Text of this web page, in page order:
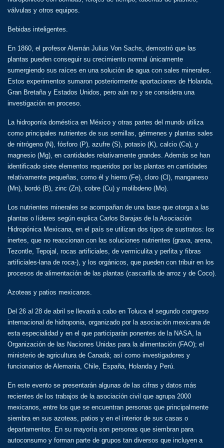
válvulas y otros equipos.
Bebidas inteligentes.
En 1860, el profesor Alemán Julius Von Sachs, demostró que las
plantas pueden conseguir su crecimiento normal únicamente
sumergiendo sus raíces en una solución de agua con sales minerales.
Estos experimentos sumaron posteriormente aportaciones de Holanda,
Gran Bretaña y Estados Unidos, pero aún no y se considera una
investigación en proceso.
La hidroponía doméstica en México y otras partes del mundo utiliza
como principales nutrientes de sus semillas, gérmenes y plantas sales
de nitrógeno (N), fósforo (P), azufre (S), potasio (K), calcio (Ca), y
magnesio (Mg), en cantidades relativamente grandes. Además se han
identificado siete elementos requeridos por las plantas en cantidades
relativamente pequeñas, como él y hierro (Fe), cloro (Cl), manganeso
(Mn), bordó (B), zinc (Zn), cobre (Cu) y molibdeno (Mo).
Los nutrientes minerales se acompañan de una base que otorga a las
plantas o líderes según explica Carlos Barajas de la Asociación
Hidropónica Mexicana, en el país se utilizan dos tipos de sustratos: los
inertes, que no reaccionan con las soluciones nutrientes (grava, arena,
Tezontle, Tepojal, rocas artificiales, de vermiculita y perlita y fibras
artificiales-lana de roca-), y los orgánicos, que pueden con tribuir en los
procesos de alimentación de las plantas (cascarilla de arroz y de Coco).
Azoteas y patios mexicanos.
Del 26 al 28 de abril se llevará a cabo en Toluca el segundo congreso
internacional de hidroponia, organizado por la asociación mexicana de
esta especialidad y en el que participarán ponentes de la NASA, la
Organización de las Naciones Unidas para la alimentación (FAO); el
ministerio de agricultura de Canadá; así como investigadores y
funcionarios de Alemania, Chile, España, Holanda y Perú.
En este evento se presentarán algunas de las cifras y datos más
recientes de los trabajos de la asociación civil que agrupa 2000
mexicanos, entre los que se encuentran personas que principalmente
siembra en sus azoteas, patios y en el interior de sus casas o
departamentos. En su mayoría son personas que siembran para
autoconsumo y forman parte de grupos tan diversos que incluyen a